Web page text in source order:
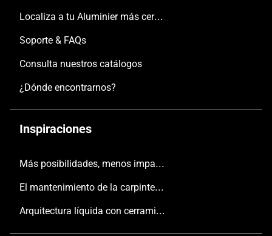
Localiza a tu Aluminier más cercano
Soporte & FAQs
Consulta nuestros catálogos
¿Dónde encontrarnos?
Inspiraciones
Más posibilidades, menos impacto
El mantenimiento de la carpintería
Arquitectura líquida con cerramientos TECHNAL